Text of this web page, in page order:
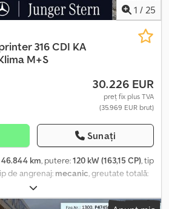
31 Vedelago (Treviso)
1 / 25
316 CDI KA
M+S
30.226 EUR
preț fix plus TVA
(35.969 EUR brut)
Sunați
46.844 km, putere:120 kW (163,15 CP), tip
de angrenaj: mecanic, greutate totală:
06/2022
combustibil (urban):9 l/100 km,